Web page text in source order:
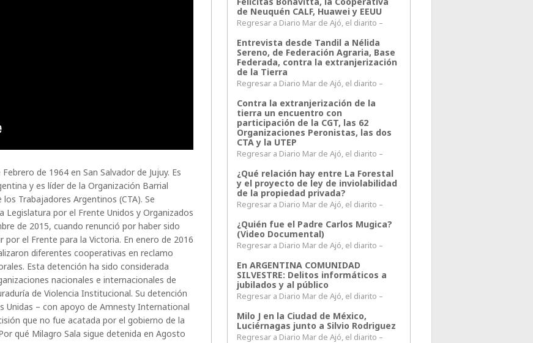
de 1964 en San Salvador de Jujuy. Es
y es líder de la Organización Barrial
Trabajadores Argentinos (CTA). Se
por el Frente Unidos y Organizados
de 2015, cuando renunció por haber sido
por el Frente para la Victoria. En enero de 2016
diferentes cooperativas en reclamo
Esta detención ha sido considerada
nacionales e internacionales de
de Violencia Institucional. Su detención
Unidas – con apoyo de Amnesty International
que no fue acatada por el gobierno de la
qué Milagro Sala sigue detenida en Agosto
de Neuquén CALF, Huawei y EEUU
Regresar a Diario Mar de Ajó, el diarito –
Entrevista desde Tandil a Nélida
Sereno, de Federación Agraria, Base
Federada, contra la extranjerización
de la Tierra
Regresar a Diario Mar de Ajó, el diarito –
Contra la extranjerización de la
tierra un encuentro con
participación de la CGT, las 62
Organizaciones Peronistas, las dos
CTA y la UTEP
Regresar a Diario Mar de Ajó, el diarito –
¿Qué relación hay entre La Forestal
y el proyecto de ley de inviolabilidad
de la propiedad privada?
Regresar a Diario Mar de Ajó, el diarito –
¿Quién fue el Padre Carlos Mugica?
(Video Documental)
Regresar a Diario Mar de Ajó, el diarito –
En ARGENTINA COMUNIDAD
SILVESTRE: Delitos informáticos a
jubilados y al público
Regresar a Diario Mar de Ajó, el diarito –
Milo J en la Ciudad de México,
Luciérnagas junto a Silvio Rodriguez
Regresar a Diario Mar de Ajó, el diarito –